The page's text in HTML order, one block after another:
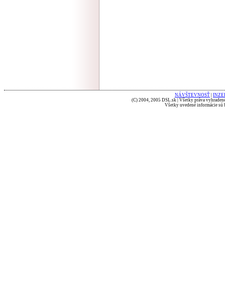
NÁVŠTEVNOSŤ
(C) 2004, 2005 DSL.sk | Všetky práva
Všetky uvedené informácie sú